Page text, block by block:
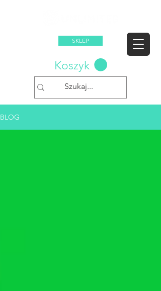
SKLEP
Koszyk
BLOG